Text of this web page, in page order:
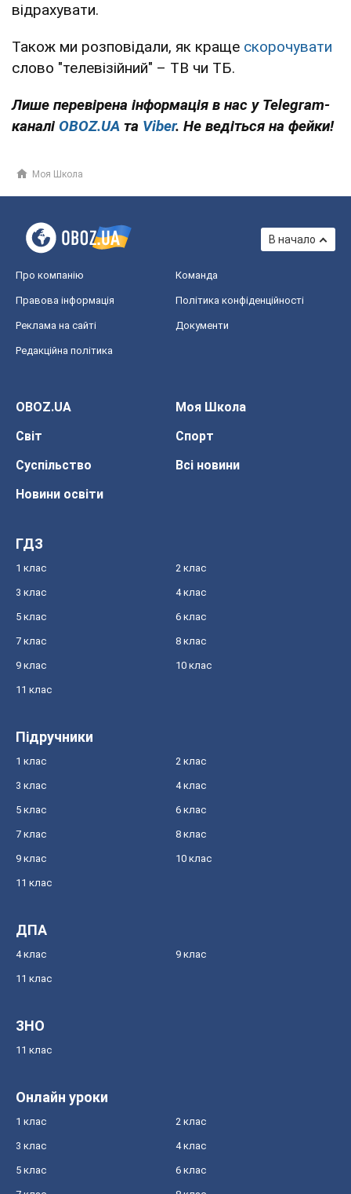
відрахувати.
Також ми розповідали, як краще скорочувати
слово "телевізійний" – ТВ чи ТБ.
Лише перевірена інформація в нас у Telegram-
каналі OBOZ.UA та Viber. Не ведіться на фейки!
Моя Школа
В начало
Про компанію Команда
Правова інформація Політика конфіденційності
Реклама на сайті Документи
Редакційна політика
OBOZ.UA
Моя Школа
Світ
Спорт
Суспільство
Всі новини
Новини освіти
ГДЗ
1 клас 2 клас
3 клас 4 клас
5 клас 6 клас
7 клас 8 клас
9 клас 10 клас
11 клас
Підручники
1 клас 2 клас
3 клас 4 клас
5 клас 6 клас
7 клас 8 клас
9 клас 10 клас
11 клас
ДПА
4 клас 9 клас
11 клас
ЗНО
11 клас
Онлайн уроки
1 клас 2 клас
3 клас 4 клас
5 клас 6 клас